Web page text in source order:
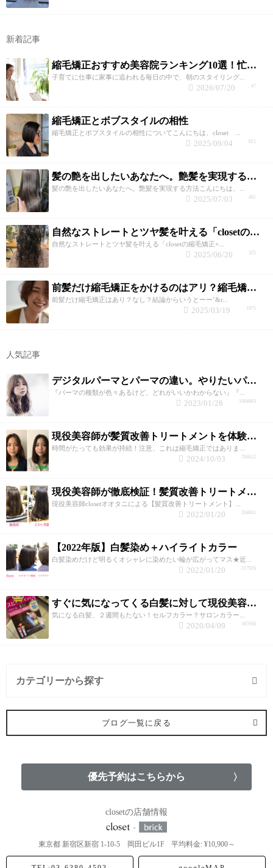
新着記事
縮毛矯正おすすめ美容院ランキング10選！忙しい子育て世代が失敗しない選び方と髪質改善のコツ
子育てに仕事に家事に追われる毎日の中で、朝のスタイリング...
47
2026/07/20
縮毛矯正とボブスタイルの相性
縮毛矯正とボブスタイルの相性についてこんにちは、closet ...
621
2025/09/04
髪の艶を出したいあなたへ。艶髪を実現する方法
髪の艶を出したいあなたへ。艶髪を実現する方法こんにちは、...
461
2025/07/03
自然なストレートとツヤ髪を叶える「closetの縮毛矯正×トリートメント」
自然なストレートとツヤ髪を叶える「closetの縮毛矯正×...
325
2025/06/26
前髪だけ縮毛矯正をかけるのはアリ？縮毛矯正が得意なclosetが回答！
前髪だけ縮毛矯正はあり？なし？結論からいうとーー’&r...
1975
2025/03/19
人気記事
デジタルパーマとパーマの違い。やりたいパーマの選び方のポイント
『パーマの種類が色々あるけど、どれがいいかわからない』『...
1094663
2023/01/28
現役美容師が髪質改善トリートメントを体験してみた！
時間がたっても効果が持続！注意、これは縮毛矯正ではありま...
704612
2024/10/03
現役美容師が徹底検証！髪質改善トリートメントの効果と持続性！
現役美容師closetオオタニによる【髪質改善トリートメント】...
264841
2022/01/20
【2022年版】白髪染め＋ハイライトカラー
白髪染めだけど明るくオシャレに染めたい輪が広がってマス★近...
217926
2022/01/20
すぐに気になってくる白髪に対して現役美容師がオススメする白髪が気にならなくなる対策5選！
気になる白髪、２週間もたない！セルフカラー？サロンカラー...
167656
2020/04/09
カテゴリーから探す
縮毛矯正 (6記事)
お客様からの疑問にお答えしていくシリーズ (6記事)
ブログ一覧に戻る
優先予約はこちらから
closetの店舗情報
東京都 新宿区新宿 1-10-5 岡田ビル1F 平均料金: ¥10,900～